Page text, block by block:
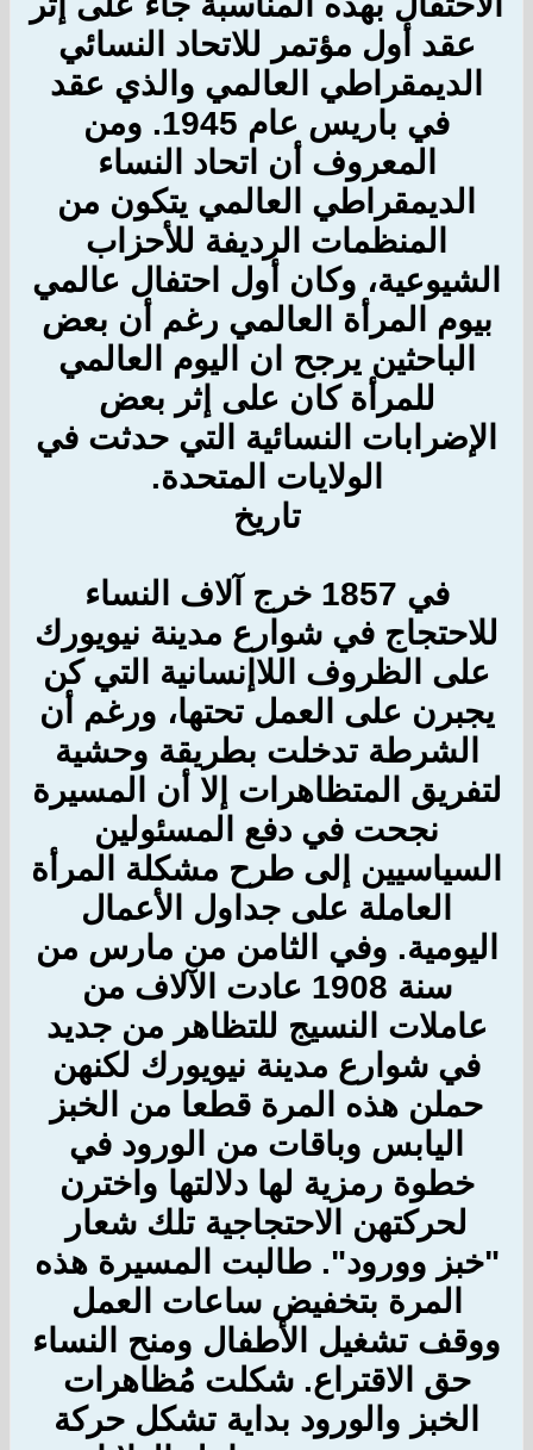
عقد أول مؤتمر للاتحاد النسائي
الديمقراطي
العالمي والذي عقد
في باريس عام 1945. ومن
المعروف أن اتحاد النساء
الديمقراطي
العالمي يتكون من
المنظمات الرديفة للأحزاب
الشيوعية، وكان أول احتفال عالمي
بيوم المرأة
العالمي رغم أن بعض
الباحثين يرجح ان
اليوم
العالمي
للمرأةكان على إثر بعض
الإضرابات النسائية التي حدثت في
الولايات المتحدة.
تاريخ
في 1857 خرج آلاف النساء
للاحتجاج في شوارع مدينة نيويورك
على الظروف اللاإنسانية التي كن
يجبرن على العمل تحتها، ورغم أن
الشرطة تدخلت بطريقة وحشية
لتفريق المتظاهرات إلا أن المسيرة
نجحت في دفع المسئولين
السياسيين إلى طرح مشكلة المرأة
العاملة على جداول الأعمال
اليومية. وفي الثامن من مارس من
سنة 1908 عادت الآلاف من
عاملات النسيج للتظاهر من جديد
في شوارع مدينة نيويورك لكنهن
حملن هذه المرة قطعا من الخبز
اليابس وباقات من الورود في
خطوة رمزية لها دلالتها واخترن
لحركتهن الاحتجاجية تلك شعار
"خبز وورود". طالبت المسيرة هذه
المرة بتخفيض ساعات العمل
ووقف تشغيل الأطفال ومنح النساء
حق الاقتراع. شكلت مُظاهرات
الخبز والورود بداية تشكل حركة